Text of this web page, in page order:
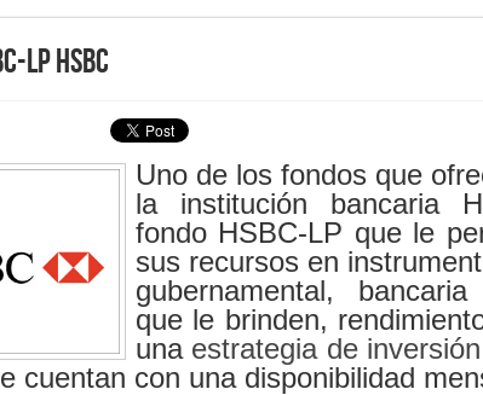
LP HSBC
Uno de los fondos que
la institución bancaria
fondo HSBC-LP que le
sus recursos en
gubernamental,
que le brinden,
una estrategia de inversión
cuentan con una disponibilidad